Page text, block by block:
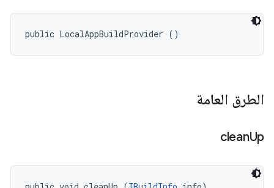
public LocalAppBuildProvider ()
الطرق العامة
cleanUp